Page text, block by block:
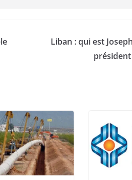
Liban : qui est
président